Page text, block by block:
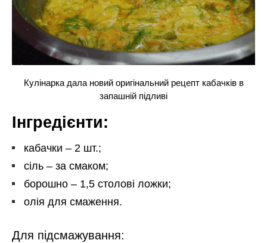
Кулінарка дала новий оригінальний рецепт кабачків в
запашній підливі
Інгредієнти:
кабачки – 2 шт.;
сіль – за смаком;
борошно – 1,5 столові ложки;
олія для смаження.
Для підсмажування: